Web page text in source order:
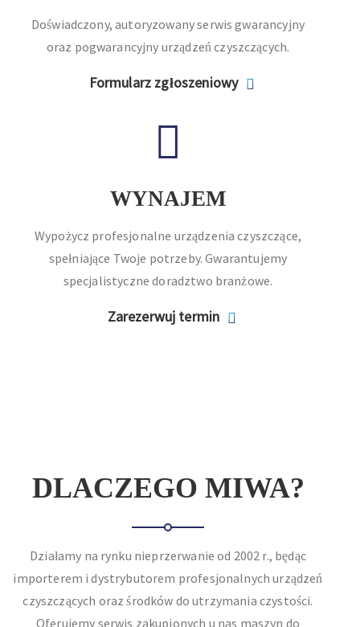
Doświadczony, autoryzowany serwis gwarancyjny
oraz pogwarancyjny urządzeń czyszczących.
Formularz zgłoszeniowy
WYNAJEM
Wypożycz profesjonalne urządzenia czyszczące,
spełniające Twoje potrzeby. Gwarantujemy
specjalistyczne doradztwo branżowe.
Zarezerwuj termin
DLACZEGO MIWA?
Działamy na rynku nieprzerwanie od 2002 r., będąc
importerem i dystrybutorem profesjonalnych urządzeń
czyszczących oraz środków do utrzymania czystości.
Oferujemy serwis zakupionych u nas maszyn do